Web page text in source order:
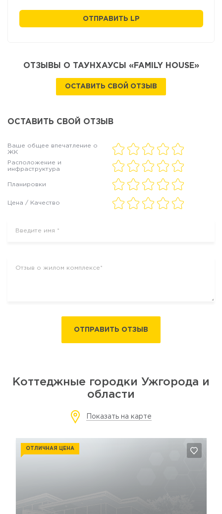
ОТПРАВИТЬ LP
ОТЗЫВЫ О ТАУНХАУСЫ «FAMILY HOUSE»
ОСТАВИТЬ СВОЙ ОТЗЫВ
ОСТАВИТЬ СВОЙ ОТЗЫВ
Ваше общее впечатление о
ЖК
Расположение и
инфраструктура
Планировки
Цена / Качество
ОТПРАВИТЬ ОТЗЫВ
Коттеджные городки Ужгорода и
области
Показать на карте
ОТЛИЧНАЯ ЦЕНА